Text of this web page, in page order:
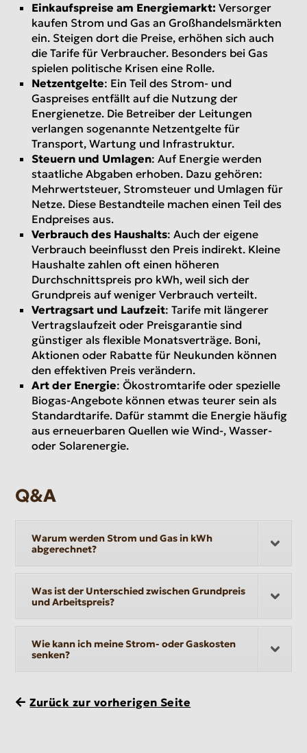
Einkaufspreise am Energiemarkt: Versorger
kaufen Strom und Gas an Großhandelsmärkten
ein. Steigen dort die Preise, erhöhen sich auch
die Tarife für Verbraucher. Besonders bei Gas
spielen politische Krisen eine Rolle.
Netzentgelte: Ein Teil des Strom- und
Gaspreises entfällt auf die Nutzung der
Energienetze. Die Betreiber der Leitungen
verlangen sogenannte Netzentgelte für
Transport, Wartung und Infrastruktur.
Steuern und Umlagen: Auf Energie werden
staatliche Abgaben erhoben. Dazu gehören:
Mehrwertsteuer, Stromsteuer und Umlagen für
Netze. Diese Bestandteile machen einen Teil des
Endpreises aus.
Verbrauch des Haushalts: Auch der eigene
Verbrauch beeinflusst den Preis indirekt. Kleine
Haushalte zahlen oft einen höheren
Durchschnittspreis pro kWh, weil sich der
Grundpreis auf weniger Verbrauch verteilt.
Vertragsart und Laufzeit: Tarife mit längerer
Vertragslaufzeit oder Preisgarantie sind
günstiger als flexible Monatsverträge. Boni,
Aktionen oder Rabatte für Neukunden können
den effektiven Preis verändern.
Art der Energie: Ökostromtarife oder spezielle
Biogas-Angebote können etwas teurer sein als
Standardtarife. Dafür stammt die Energie häufig
aus erneuerbaren Quellen wie Wind-, Wasser-
oder Solarenergie.
Q&A
Warum werden Strom und Gas in kWh
abgerechnet?
Was ist der Unterschied zwischen Grundpreis
und Arbeitspreis?
Wie kann ich meine Strom- oder Gaskosten
senken?
Zurück zur vorherigen Seite